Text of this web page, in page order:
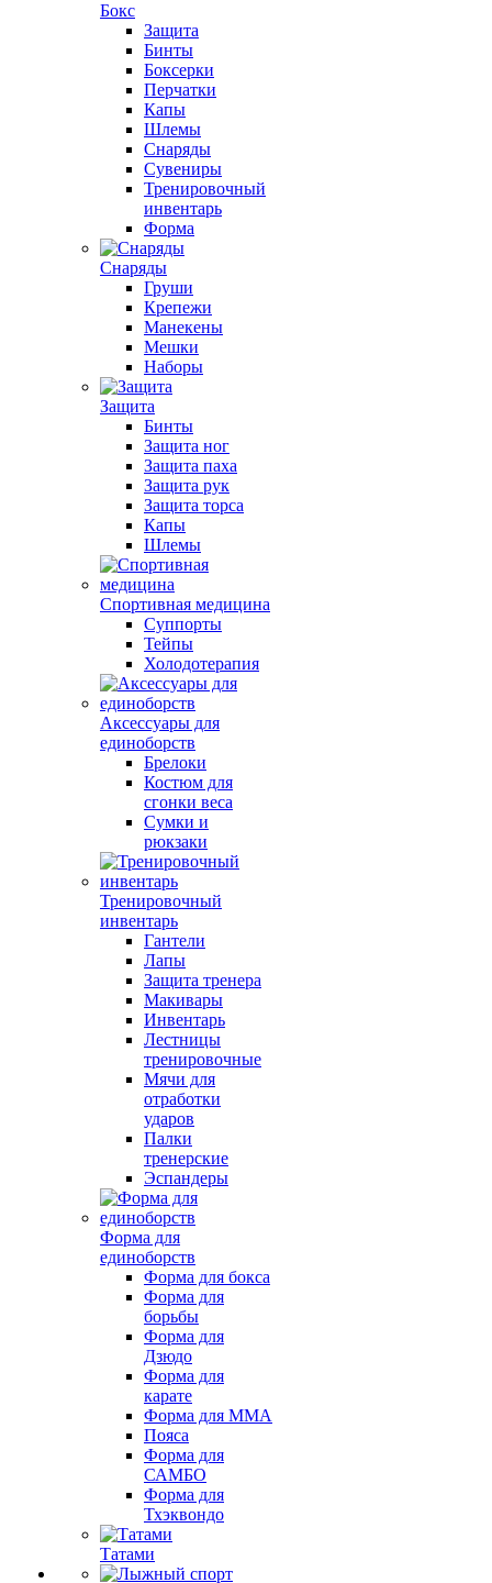
Бокс
Защита
Бинты
Боксерки
Перчатки
Капы
Шлемы
Снаряды
Сувениры
Тренировочный
инвентарь
Форма
Снаряды
Груши
Крепежи
Манекены
Мешки
Наборы
Защита
Бинты
Защита ног
Защита паха
Защита рук
Защита торса
Капы
Шлемы
Спортивная медицина
Суппорты
Тейпы
Холодотерапия
Аксессуары для
единоборств
Брелоки
Костюм для
сгонки веса
Сумки и
рюкзаки
Тренировочный
инвентарь
Гантели
Лапы
Защита тренера
Макивары
Инвентарь
Лестницы
тренировочные
Мячи для
отработки
ударов
Палки
тренерские
Эспандеры
Форма для
единоборств
Форма для бокса
Форма для
борьбы
Форма для
Дзюдо
Форма для
карате
Форма для MMA
Пояса
Форма для
САМБО
Форма для
Тхэквондо
Татами